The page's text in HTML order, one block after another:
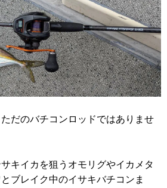
だのバチコンロッドではありませ
キイカを狙うオモリグやイカメタ
ブレイク中のイサキバチコンま